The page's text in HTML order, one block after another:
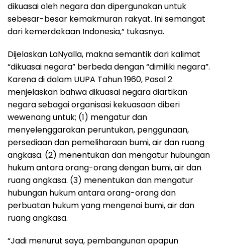
dikuasai oleh negara dan dipergunakan untuk
sebesar-besar kemakmuran rakyat. Ini semangat
dari kemerdekaan Indonesia,” tukasnya.
Dijelaskan LaNyalla, makna semantik dari kalimat
“dikuasai negara” berbeda dengan “dimiliki negara”.
Karena di dalam UUPA Tahun 1960, Pasal 2
menjelaskan bahwa dikuasai negara diartikan
negara sebagai organisasi kekuasaan diberi
wewenang untuk; (1) mengatur dan
menyelenggarakan peruntukan, penggunaan,
persediaan dan pemeliharaan bumi, air dan ruang
angkasa. (2) menentukan dan mengatur hubungan
hukum antara orang-orang dengan bumi, air dan
ruang angkasa. (3) menentukan dan mengatur
hubungan hukum antara orang-orang dan
perbuatan hukum yang mengenai bumi, air dan
ruang angkasa.
“Jadi menurut saya, pembangunan apapun